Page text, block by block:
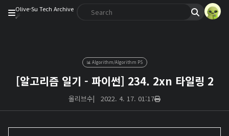
Olive-Su Tech Archive
☄︎
📊 Algorithm/Algorithm PS
[알고리즘 일기 - 파이썬] 234. 2xn 타일링 2
올리브수| 2022. 4. 17. 01:17